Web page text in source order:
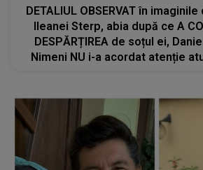
DETALIUL OBSERVAT în
Ileanei Sterp, abia după ce A
DESPĂRȚIREA de soțul ei,
Nimeni NU i-a acordat atenție